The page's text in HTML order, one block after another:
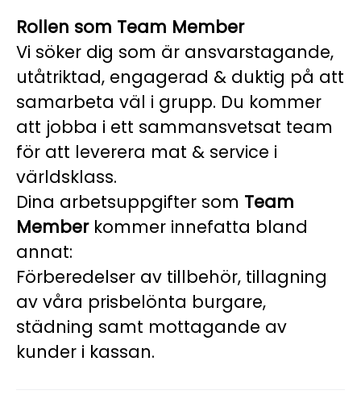
Rollen som Team Member
Vi söker dig som är ansvarstagande,
utåtriktad, engagerad & duktig på att
samarbeta väl i grupp. Du kommer
att jobba i ett sammansvetsat team
för att leverera mat & service i
världsklass.
Dina arbetsuppgifter som Team
Memberkommer innefatta bland
annat:
Förberedelser av tillbehör, tillagning
av våra prisbelönta burgare,
städning samt mottagande av
kunder i kassan.